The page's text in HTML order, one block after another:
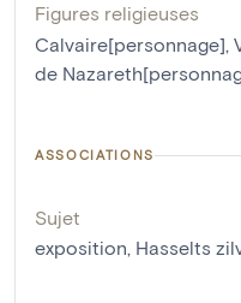
Figures religieuses
Calvaire[personnage],
de
ASSOCIATIONS
Sujet
exposition, Hasselts